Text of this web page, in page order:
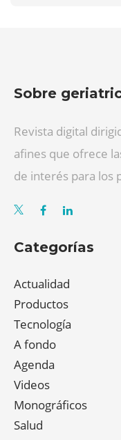
Sobre
Revista digital
afines que ofrece
de interés para los
Categorías
Actualidad
Productos
Tecnología
A fondo
Agenda
Videos
Monográficos
Salud